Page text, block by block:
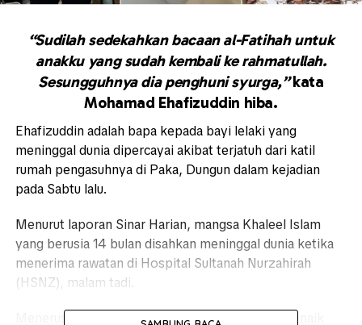
“Sudilah sedekahkan bacaan al-Fatihah untuk
anakku yang sudah kembali ke rahmatullah.
Sesungguhnya dia penghuni syurga,”kata
Mohamad Ehafizuddin hiba.
Ehafizuddin adalah bapa kepada bayi lelaki yang
meninggal dunia dipercayai akibat terjatuh dari katil
rumah pengasuhnya di Paka, Dungun dalam kejadian
pada Sabtu lalu.
Menurut laporan Sinar Harian, mangsa Khaleel Islam
yang berusia 14 bulan disahkan meninggal dunia ketika
menerima rawatan di Hospital Sultanah Nurzahirah
(HSNZ), malam tadi.
Menerusi laman Facebook, Ehafizuddin memuat naik